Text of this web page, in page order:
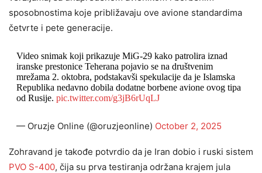
sposobnostima koje približavaju ove avione standardima
četvrte i pete generacije.
Video snimak koji prikazuje MiG-29 kako patrolira iznad
iranske prestonice Teherana pojavio se na društvenim
mrežama 2. oktobra, podstakavši spekulacije da je Islamska
Republika nedavno dobila dodatne borbene avione ovog tipa
od Rusije. pic.twitter.com/g3jB6rUqLJ
— Oruzje Online (@oruzjeonline) October 2, 2025
Zohravand je takođe potvrdio da je Iran dobio i ruski sistem
PVO S-400, čija su prva testiranja održana krajem jula